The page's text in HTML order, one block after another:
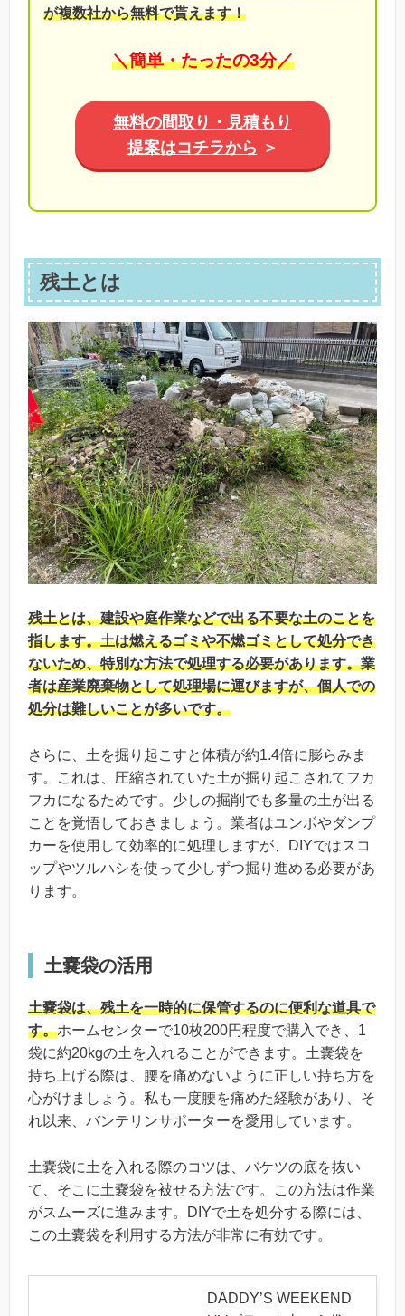
が複数社から無料で貰えます！
＼簡単・たったの3分／
無料の間取り・見積もり
提案はコチラから ＞
残土とは
残土とは、建設や庭作業などで出る不要な土のことを
指します。土は燃えるゴミや不燃ゴミとして処分でき
ないため、特別な方法で処理する必要があります。業
者は産業廃棄物として処理場に運びますが、個人での
処分は難しいことが多いです。
さらに、土を掘り起こすと体積が約1.4倍に膨らみま
す。これは、圧縮されていた土が掘り起こされてフカ
フカになるためです。少しの掘削でも多量の土が出る
ことを覚悟しておきましょう。業者はユンボやダンプ
カーを使用して効率的に処理しますが、DIYではスコ
ップやツルハシを使って少しずつ掘り進める必要があ
ります。
土嚢袋の活用
土嚢袋は、残土を一時的に保管するのに便利な道具で
す。ホームセンターで10枚200円程度で購入でき、1
袋に約20kgの土を入れることができます。土嚢袋を
持ち上げる際は、腰を痛めないように正しい持ち方を
心がけましょう。私も一度腰を痛めた経験があり、そ
れ以来、バンテリンサポーターを愛用しています。
土嚢袋に土を入れる際のコツは、バケツの底を抜い
て、そこに土嚢袋を被せる方法です。この方法は作業
がスムーズに進みます。DIYで土を処分する際には、
この土嚢袋を利用する方法が非常に有効です。
DADDY’S WEEKEND